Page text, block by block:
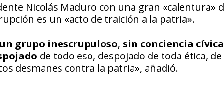
Nicolás Maduro con una gran «calentura»
es un «acto de traición a la patria».
grupo inescrupuloso, sin conciencia
de todo eso, despojado de toda ética,
desmanes contra la patria», añadió.